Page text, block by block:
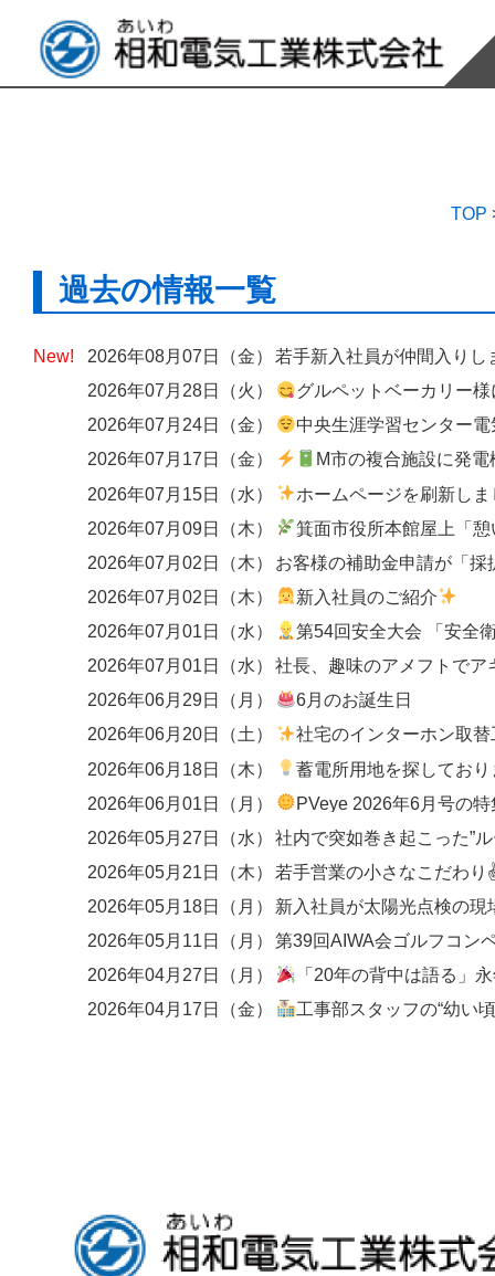
TOP
過去の情報一覧
2026年08月07日（金）
若手新入社員が仲間入りし
2026年07月28日（火）
グルペットベーカリー様にて、出入口へのエアーカーテン
2026年07月24日（金）
中央生涯学習センター電気設備改修
2026年07月17日（金）
M市の複合施設に発電機
2026年07月15日（水）
ホームページを刷新しました ― 歴史と技
2026年07月09日（木）
箕面市役所本館屋上「憩いの広
2026年07月02日（木）
2026年07月02日（木）
新入社員のご紹介
2026年07月01日（水）
第54回安全大会 「安全衛生優良事業場」
2026年07月01日（水）
社長、趣味のアメフトでア
2026年06月29日（月）
6月のお誕生日
2026年06月20日（土）
社宅のインターホン取替工事
2026年06月18日（木）
蓄電所用地を探しており
2026年06月01日（月）
PVeye 2026年6月号の特集にて、関西エリアの
2026年05月27日（水）
2026年05月21日（木）
若手営業の小さなこだわ
2026年05月18日（月）
新入社員が太陽光点検の現
2026年05月11日（月）
第39回AIWA会ゴルフコン
2026年04月27日（月）
「20年の背中は語る」永
2026年04月17日（金）
工事部スタッフの“幼い頃の夢”